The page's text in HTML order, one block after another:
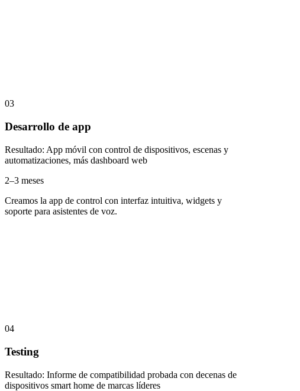
03
Desarrollo de app
Resultado: App móvil con control de dispositivos, escenas y
automatizaciones, más dashboard web
2–3 meses
Creamos la app de control con interfaz intuitiva, widgets y
soporte para asistentes de voz.
04
Testing
Resultado: Informe de compatibilidad probada con decenas de
dispositivos smart home de marcas líderes